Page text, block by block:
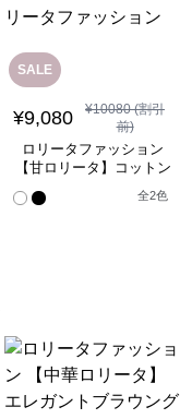
SALE
¥9,080 ¥10080(割引
前)
ロリータファッション
【甘ロリータ】コットン
インナーカボチャパン
ツ/ドロワーズ ロリータ
全2色